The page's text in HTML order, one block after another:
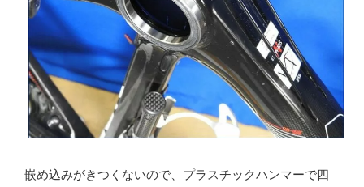
嵌め込みがきつくないので、プラスチックハンマーで四